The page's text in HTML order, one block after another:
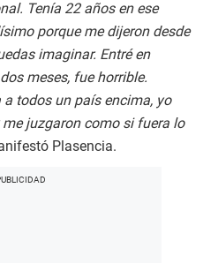
Tenía 22 años en ese
porque me dijeron desde
imaginar. Entré en
meses, fue horrible.
todos un país encima, yo
juzgaron como si fuera lo
Plasencia.